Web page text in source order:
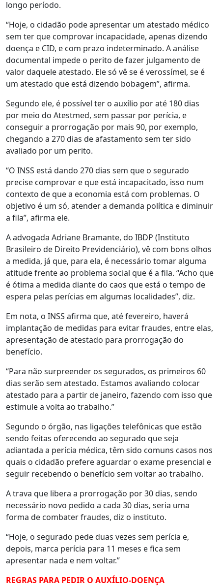
longo período.
“Hoje, o cidadão pode apresentar um atestado médico
sem ter que comprovar incapacidade, apenas dizendo
doença e CID, e com prazo indeterminado. A análise
documental impede o perito de fazer julgamento de
valor daquele atestado. Ele só vê se é verossímel, se é
um atestado que está dizendo bobagem”, afirma.
Segundo ele, é possível ter o auxílio por até 180 dias
por meio do Atestmed, sem passar por perícia, e
conseguir a prorrogação por mais 90, por exemplo,
chegando a 270 dias de afastamento sem ter sido
avaliado por um perito.
“O INSS está dando 270 dias sem que o segurado
precise comprovar e que está incapacitado, isso num
contexto de que a economia está com problemas. O
objetivo é um só, atender a demanda política e diminuir
a fila”, afirma ele.
A advogada Adriane Bramante, do IBDP (Instituto
Brasileiro de Direito Previdenciário), vê com bons olhos
a medida, já que, para ela, é necessário tomar alguma
atitude frente ao problema social que é a fila. “Acho que
é ótima a medida diante do caos que está o tempo de
espera pelas perícias em algumas localidades”, diz.
Em nota, o INSS afirma que, até fevereiro, haverá
implantação de medidas para evitar fraudes, entre elas,
apresentação de atestado para prorrogação do
benefício.
“Para não surpreender os segurados, os primeiros 60
dias serão sem atestado. Estamos avaliando colocar
atestado para a partir de janeiro, fazendo com isso que
estimule a volta ao trabalho.”
Segundo o órgão, nas ligações telefônicas que estão
sendo feitas oferecendo ao segurado que seja
adiantada a perícia médica, têm sido comuns casos nos
quais o cidadão prefere aguardar o exame presencial e
seguir recebendo o benefício sem voltar ao trabalho.
A trava que libera a prorrogação por 30 dias, sendo
necessário novo pedido a cada 30 dias, seria uma
forma de combater fraudes, diz o instituto.
“Hoje, o segurado pede duas vezes sem perícia e,
depois, marca perícia para 11 meses e fica sem
apresentar nada e nem voltar.”
REGRAS PARA PEDIR O AUXÍLIO-DOENÇA